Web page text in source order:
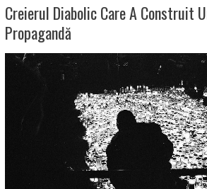
Creierul Diabolic Care A Construit
Propagandă